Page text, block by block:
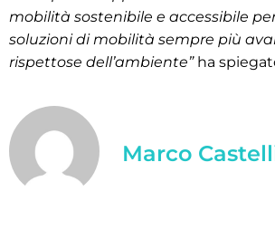
mobilità sostenibile e accessibile
soluzioni di mobilità sempre più
rispettose dell’ambiente”ha
Marco